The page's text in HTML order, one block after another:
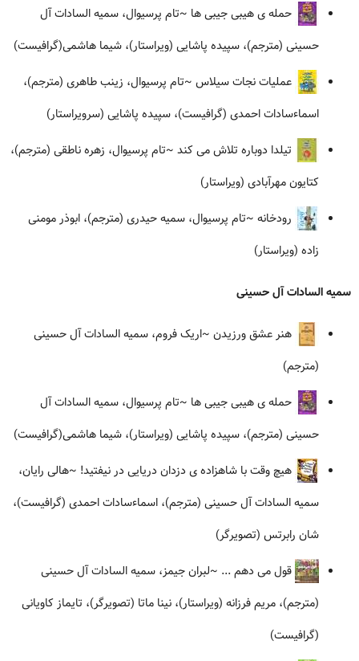
حمله ی هیبی جیبی ها ~تام پرسیوال، سمیه السادات آل
حسینی (مترجم)، سپیده پاشایی (ویراستار)، شیما هاشمی(گرافیست)
عملیات نجات سیلاس ~تام پرسیوال، زینب طاهری (مترجم)،
اسماءسادات احمدی (گرافیست)، سپیده پاشایی (سرویراستار)
تیلدا دوباره تلاش می کند ~تام پرسیوال، زهره ناطقی (مترجم)،
کتایون مهرآبادی (ویراستار)
رودخانه ~تام پرسیوال، سمیه حیدری (مترجم)، ابوذر مومنی
زاده (ویراستار)
سمیه السادات آل حسینی
هنر عشق ورزیدن ~اریک فروم، سمیه السادات آل حسینی
(مترجم)
حمله ی هیبی جیبی ها ~تام پرسیوال، سمیه السادات آل
حسینی (مترجم)، سپیده پاشایی (ویراستار)، شیما هاشمی(گرافیست)
هیچ وقت با شاهزاده ی دزدان دریایی در نیفتید! ~هالی رایان،
سمیه السادات آل حسینی (مترجم)، اسماءسادات احمدی (گرافیست)،
شان رابرتس (تصویرگر)
قول می دهم ... ~لبران جیمز، سمیه السادات آل حسینی
(مترجم)، مریم فرزانه (ویراستار)، نینا ماتا (تصویرگر)، تایماز کاویانی
(گرافیست)